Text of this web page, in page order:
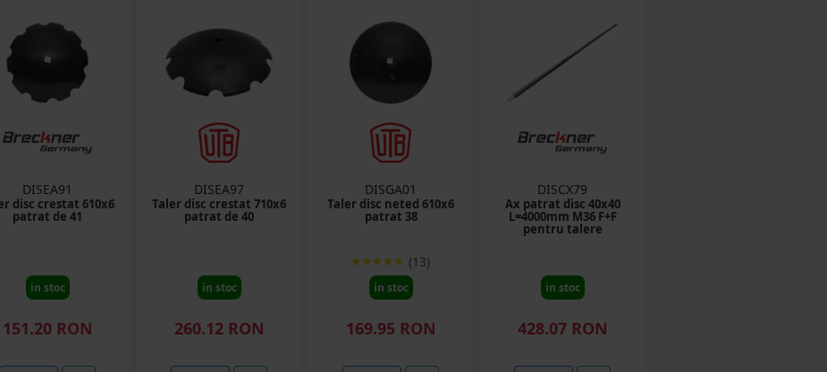
DISEA91
disc crestat 610x6
patrat de 41
in stoc
151.20 RON
DISEA97
Taler disc crestat 710x6
patrat de 40
in stoc
260.12 RON
DISGA01
Taler disc neted 610x6
patrat 38
(13)
in stoc
169.95 RON
DISCX79
Ax patrat disc 40x40
L=4000mm M36 F+F
pentru talere
in stoc
428.07 RON